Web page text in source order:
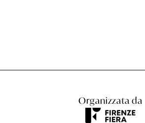
Organizzata da